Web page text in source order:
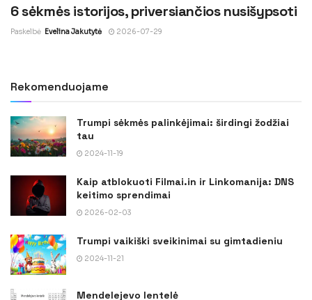
6 sėkmės istorijos, priversiančios nusišypsoti
Paskelbė Evelina Jakutytė 2026-07-29
Rekomenduojame
Trumpi sėkmės palinkėjimai: širdingi žodžiai
tau
2024-11-19
Kaip atblokuoti Filmai.in ir Linkomanija: DNS
keitimo sprendimai
2026-02-03
Trumpi vaikiški sveikinimai su gimtadieniu
2024-11-21
Mendelejevo lentelė